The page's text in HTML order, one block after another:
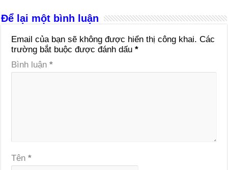
Để lại một bình luận
Email của bạn sẽ không được hiển thị công khai. Các
trường bắt buộc được đánh dấu*
Bình luận*
Tên*